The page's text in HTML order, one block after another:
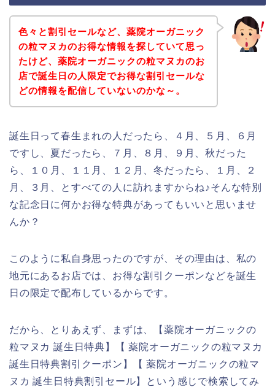
色々と割引セールなど、薬院オーガニック
の粒マヌカのお得な情報を探していて思っ
たけど、薬院オーガニックの粒マヌカのお
店で誕生日の人限定でお得な割引セールな
どの情報を配信していないのかな～。
誕生日って春生まれの人だったら、４月、５月、６月
ですし、夏だったら、７月、８月、９月、秋だった
ら、１０月、１１月、１２月、冬だったら、１月、２
月、３月、とすべての人に訪れますからね♪そんな特別
な記念日に何かお得な特典があってもいいと思いませ
んか？
このように私自身思ったのですが、その理由は、私の
地元にあるお店では、お得な割引クーポンなどを誕生
日の限定で配布しているからです。
だから、とりあえず、まずは、【薬院オーガニックの
粒マヌカ 誕生日特典】【 薬院オーガニックの粒マヌカ
誕生日特典割引クーポン】【 薬院オーガニックの粒マ
ヌカ 誕生日特典割引セール】という感じで検索してみ